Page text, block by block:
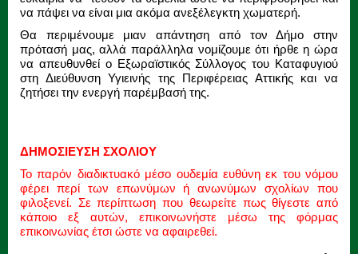
να πάψει να είναι μια ακόμα ανεξέλεγκτη χωματερή.
Θα περιμένουμε μιαν απάντηση από τον Δήμο στην
πρότασή μας, αλλά παράλληλα νομίζουμε ότι ήρθε η ώρα
να απευθυνθεί ο Εξωραϊστικός Σύλλογος του Καταφυγιού
στη Διεύθυνση Υγιεινής της Περιφέρειας Αττικής και να
ζητήσει την ενεργή παρέμβασή της.
ΔΗΜΟΣΙΕΥΣΗ ΣΧΟΛΙΟΥ
Το παρόν διαδικτυακό μέσο ουδεμία ευθύνη εκ του νόμου
φέρει περί των επωνύμων ή ανωνύμων σχολίων που
φιλοξενεί. Σε περίπτωση που θεωρείτε πως θίγεστε από
κάποιο εξ αυτών, επικοινωνήστε μέσω της φόρμας
επικοινωνίας έτσι ώστε να αφαιρεθεί.